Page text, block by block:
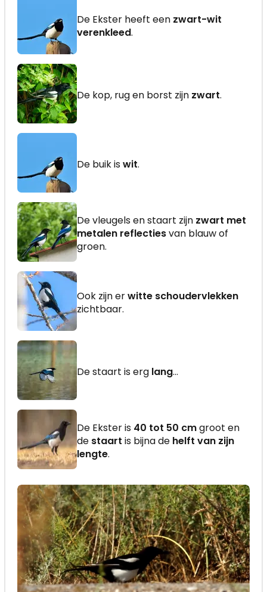
De Ekster heeft een zwart-wit
verenkleed.
De kop, rug en borst zijn zwart.
De buik iswit.
De vleugels en staart zijn zwart met
metalen reflectiesvan blauw of
groen.
Ook zijn erwitte schoudervlekken
zichtbaar.
De staart is erg lang...
De Ekster is 40 tot 50 cmgroot en
de staart is bijna de helft van zijn
lengte.